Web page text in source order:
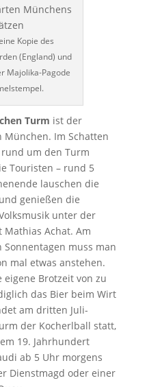
Kopie des
(England) und
Majolika-Pagode
Turm ist der
Im Schatten
um den Turm
Touristen – rund 5
lauschen die
genießen die
unter der
Achat. Am
muss man
mal etwas anstehen.
Brotzeit von zu
das Bier beim Wirt
am dritten Juli-
der Kocherlball statt,
19. Jahrhundert
ab 5 Uhr morgens
Dienstmagd oder einer